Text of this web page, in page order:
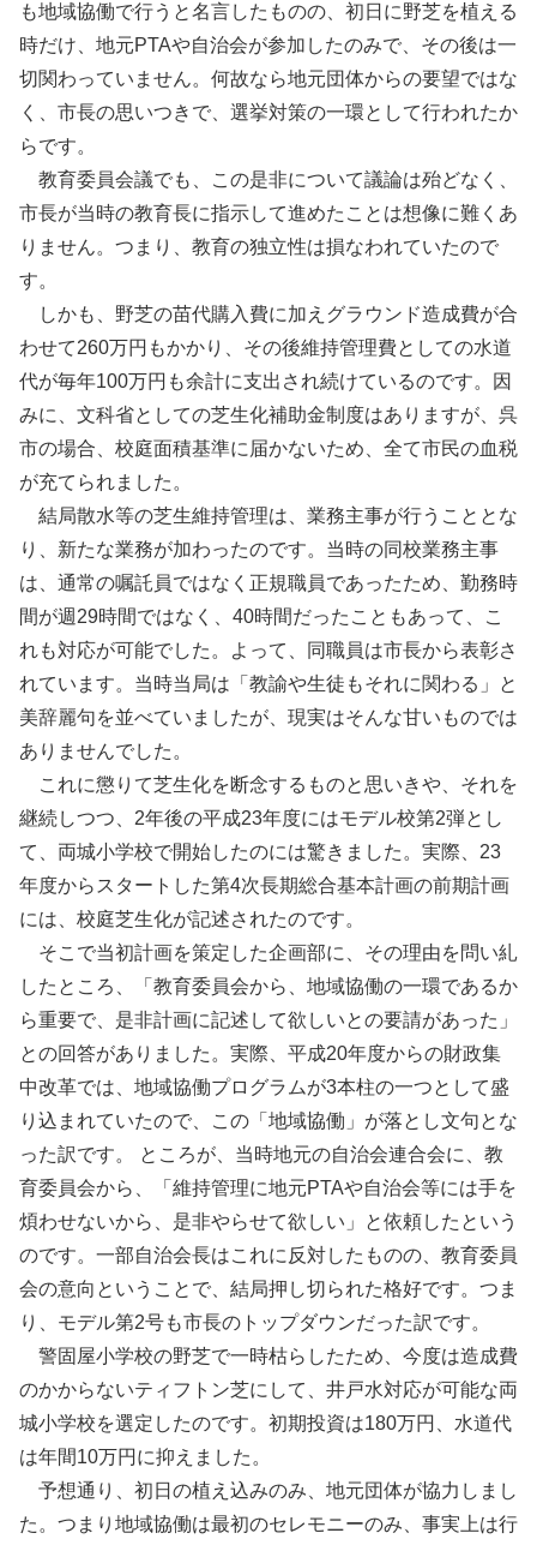
も地域協働で行うと名言したものの、初日に野芝を植える
時だけ、地元PTAや自治会が参加したのみで、その後は一
切関わっていません。何故なら地元団体からの要望ではな
く、市長の思いつきで、選挙対策の一環として行われたか
らです。
教育委員会議でも、この是非について議論は殆どなく、
市長が当時の教育長に指示して進めたことは想像に難くあ
りません。つまり、教育の独立性は損なわれていたので
す。
しかも、野芝の苗代購入費に加えグラウンド造成費が合
わせて260万円もかかり、その後維持管理費としての水道
代が毎年100万円も余計に支出され続けているのです。因
みに、文科省としての芝生化補助金制度はありますが、呉
市の場合、校庭面積基準に届かないため、全て市民の血税
が充てられました。
結局散水等の芝生維持管理は、業務主事が行うこととな
り、新たな業務が加わったのです。当時の同校業務主事
は、通常の嘱託員ではなく正規職員であったため、勤務時
間が週29時間ではなく、40時間だったこともあって、こ
れも対応が可能でした。よって、同職員は市長から表彰さ
れています。当時当局は「教諭や生徒もそれに関わる」と
美辞麗句を並べていましたが、現実はそんな甘いものでは
ありませんでした。
これに懲りて芝生化を断念するものと思いきや、それを
継続しつつ、2年後の平成23年度にはモデル校第2弾とし
て、両城小学校で開始したのには驚きました。実際、23
年度からスタートした第4次長期総合基本計画の前期計画
には、校庭芝生化が記述されたのです。
そこで当初計画を策定した企画部に、その理由を問い糺
したところ、「教育委員会から、地域協働の一環であるか
ら重要で、是非計画に記述して欲しいとの要請があった」
との回答がありました。実際、平成20年度からの財政集
中改革では、地域協働プログラムが3本柱の一つとして盛
り込まれていたので、この「地域協働」が落とし文句とな
った訳です。 ところが、当時地元の自治会連合会に、教
育委員会から、「維持管理に地元PTAや自治会等には手を
煩わせないから、是非やらせて欲しい」と依頼したという
のです。一部自治会長はこれに反対したものの、教育委員
会の意向ということで、結局押し切られた格好です。つま
り、モデル第2号も市長のトップダウンだった訳です。
警固屋小学校の野芝で一時枯らしたため、今度は造成費
のかからないティフトン芝にして、井戸水対応が可能な両
城小学校を選定したのです。初期投資は180万円、水道代
は年間10万円に抑えました。
予想通り、初日の植え込みのみ、地元団体が協力しまし
た。つまり地域協働は最初のセレモニーのみ、事実上は行